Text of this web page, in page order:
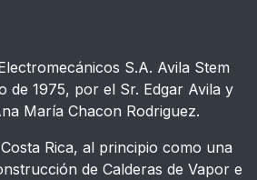
S.A. Avila Stem
de 1975, por el Sr. Edgar Avila y
María Chacon Rodriguez.
Rica, al principio como una
de Calderas de Vapor e